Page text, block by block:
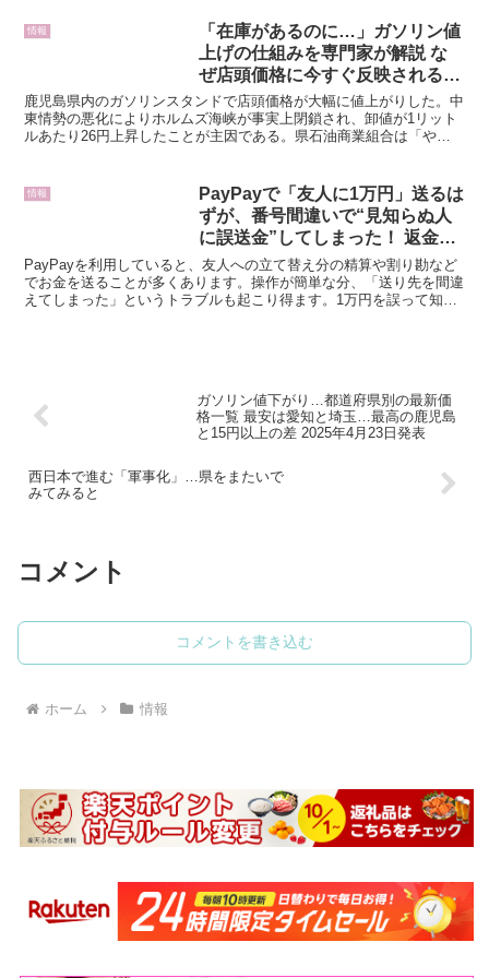
情報
「在庫があるのに…」ガソリン値
上げの仕組みを専門家が解説 な
ぜ店頭価格に今すぐ反映されるの
か
鹿児島県内のガソリンスタンドで店頭価格が大幅に値上がりした。中
東情勢の悪化によりホルムズ海峡が事実上閉鎖され、卸値が1リット
ルあたり26円上昇したことが主因である。県石油商業組合は「やむ
情報
PayPayで「友人に1万円」送るは
ずが、番号間違いで“見知らぬ人
に誤送金”してしまった！ 返金を
頼んだら「嫌です」と断られたけ
ど、取り戻せないのでしょうか？
確認したいポイントを解説
PayPayを利用していると、友人への立て替え分の精算や割り勘など
でお金を送ることが多くあります。操作が簡単な分、「送り先を間違
えてしまった」というトラブルも起こり得ます。1万円を誤って知ら
ガソリン値下がり…都道府県別の最新価
格一覧 最安は愛知と埼玉…最高の鹿児島
と15円以上の差 2025年4月23日発表
西日本で進む「軍事化」…県をまたいで
みてみると
コメント
コメントを書き込む
ホーム 情報